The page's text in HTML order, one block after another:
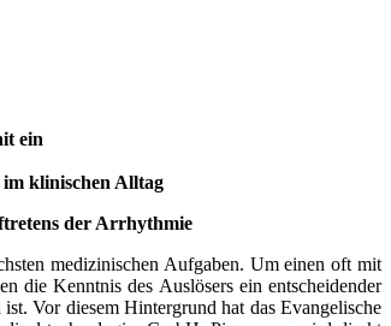
ein
im klinischen Alltag
der Arrhythmie
medizinischen Aufgaben. Um einen oft mit
die Kennt­nis des Auslösers ein entscheidender
Vor diesem Hintergrund hat das Evangelische